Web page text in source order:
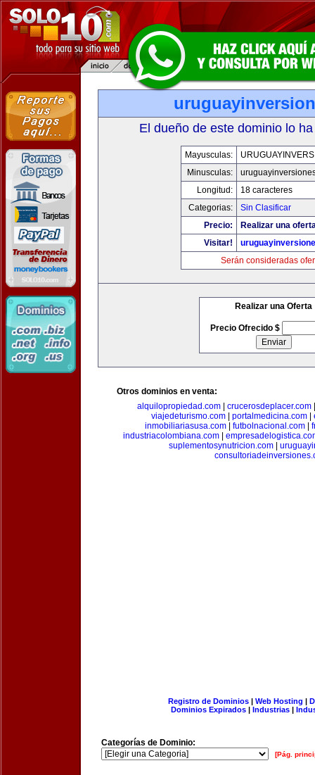
El dueño de este dominio lo
Mayusculas:
Minusculas:
Longitud:
18 caracteres
Categorias:
Sin Clasificar
Precio:
Realizar una
Visitar!
Serán consideradas
Realizar una Oferta
Precio Ofrecido $
Otros dominios en venta:
alquilopropiedad.com| crucerosdeplacer.com
viajedeturismo.com
portalmedicina.com
inmobiliariasusa.com| futbolnacional.com|
industriacolombiana.com|
suplementosynutricion.com
Registro de Dominios| Web Hosting |
Dominios Expirados | Industrias |
Categorías de Dominio:
[Pág.